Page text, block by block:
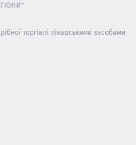
торгівлі лікарськими засобами